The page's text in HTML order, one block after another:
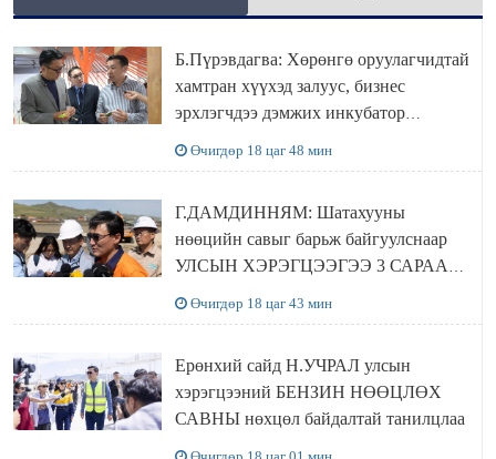
Б.Пүрэвдагва: Хөрөнгө оруулагчидтай
хамтран хүүхэд залуус, бизнес
эрхлэгчдээ дэмжих инкубатор
төвүүдийг хотын захын хорооллуудад
байгуулна
Өчигдөр 18 цаг 48 мин
Г.ДАМДИННЯМ: Шатахууны
нөөцийн савыг барьж байгуулснаар
УЛСЫН ХЭРЭГЦЭЭГЭЭ 3 САРААР
НӨӨЦЛӨДӨГ болно
Өчигдөр 18 цаг 43 мин
Ерөнхий сайд Н.УЧРАЛ улсын
хэрэгцээний БЕНЗИН НӨӨЦЛӨХ
САВНЫ нөхцөл байдалтай танилцлаа